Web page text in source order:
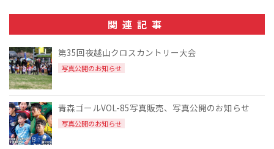
関連記事
第35回夜越山クロスカントリー大会
写真公開のお知らせ
青森ゴールVOL-85写真販売、写真公開のお知らせ
写真公開のお知らせ